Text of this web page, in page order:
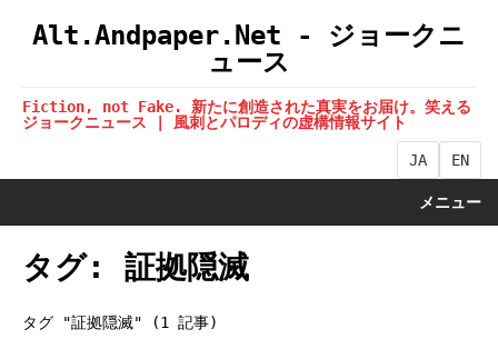
Alt.Andpaper.Net - ジョークニ
ュース
Fiction, not Fake. 新たに創造された真実をお届け。笑える
ジョークニュース | 風刺とパロディの虚構情報サイト
JA EN
メニュー
タグ: 証拠隠滅
タグ "証拠隠滅" (1 記事)